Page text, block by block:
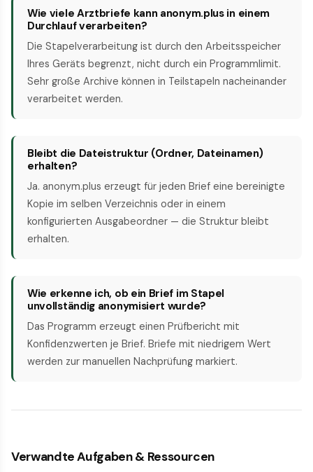
Wie viele Arztbriefe kann anonym.plus in einem
Durchlauf verarbeiten?
Die Stapel­verarbeitung ist durch den Arbeitsspeicher
Ihres Geräts begrenzt, nicht durch ein Programm­limit.
Sehr große Archive können in Teil­stapeln nacheinander
verarbeitet werden.
Bleibt die Datei­struktur (Ordner, Datei­namen)
erhalten?
Ja. anonym.plus erzeugt für jeden Brief eine bereinigte
Kopie im selben Verzeichnis oder in einem
konfigurierten Ausgabe­ordner — die Struktur bleibt
erhalten.
Wie erkenne ich, ob ein Brief im Stapel
unvollständig anonymisiert wurde?
Das Programm erzeugt einen Prüf­bericht mit
Konfidenz­werten je Brief. Briefe mit niedrigem Wert
werden zur manuellen Nachprüfung markiert.
Verwandte Aufgaben & Ressourcen